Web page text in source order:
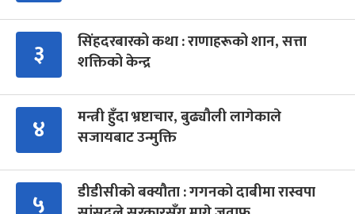
३
सिंहदरबारको कथा : राणाहरूको शान, सत्ता
शक्तिको केन्द्र
४
मन्त्री हुँदा भ्रष्टाचार, बुढ्यौली लागेकाले
सजायबाट उन्मुक्ति
५
डीडीसीको बक्यौता : गगनको दाबीमा रास्वपा